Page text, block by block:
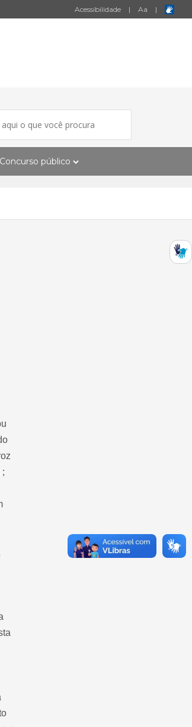
Acessibilidade | Aa |
Concurso público
;